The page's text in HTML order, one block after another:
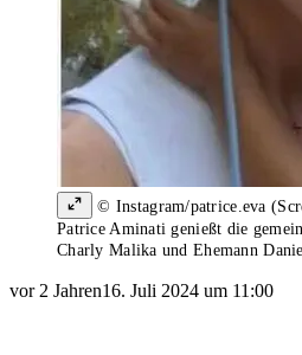
© Instagram/patrice.eva
Patrice Aminati genießt die
Charly Malika und Ehemann
vor 2 Jahren16. Juli 2024 um 11:00